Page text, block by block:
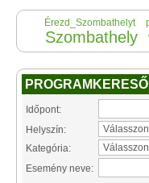
Érezd_Szombathelyt
Szombathely
PROGRAMKERESŐ
Időpont:
Helyszín:
Kategória:
Esemény neve: